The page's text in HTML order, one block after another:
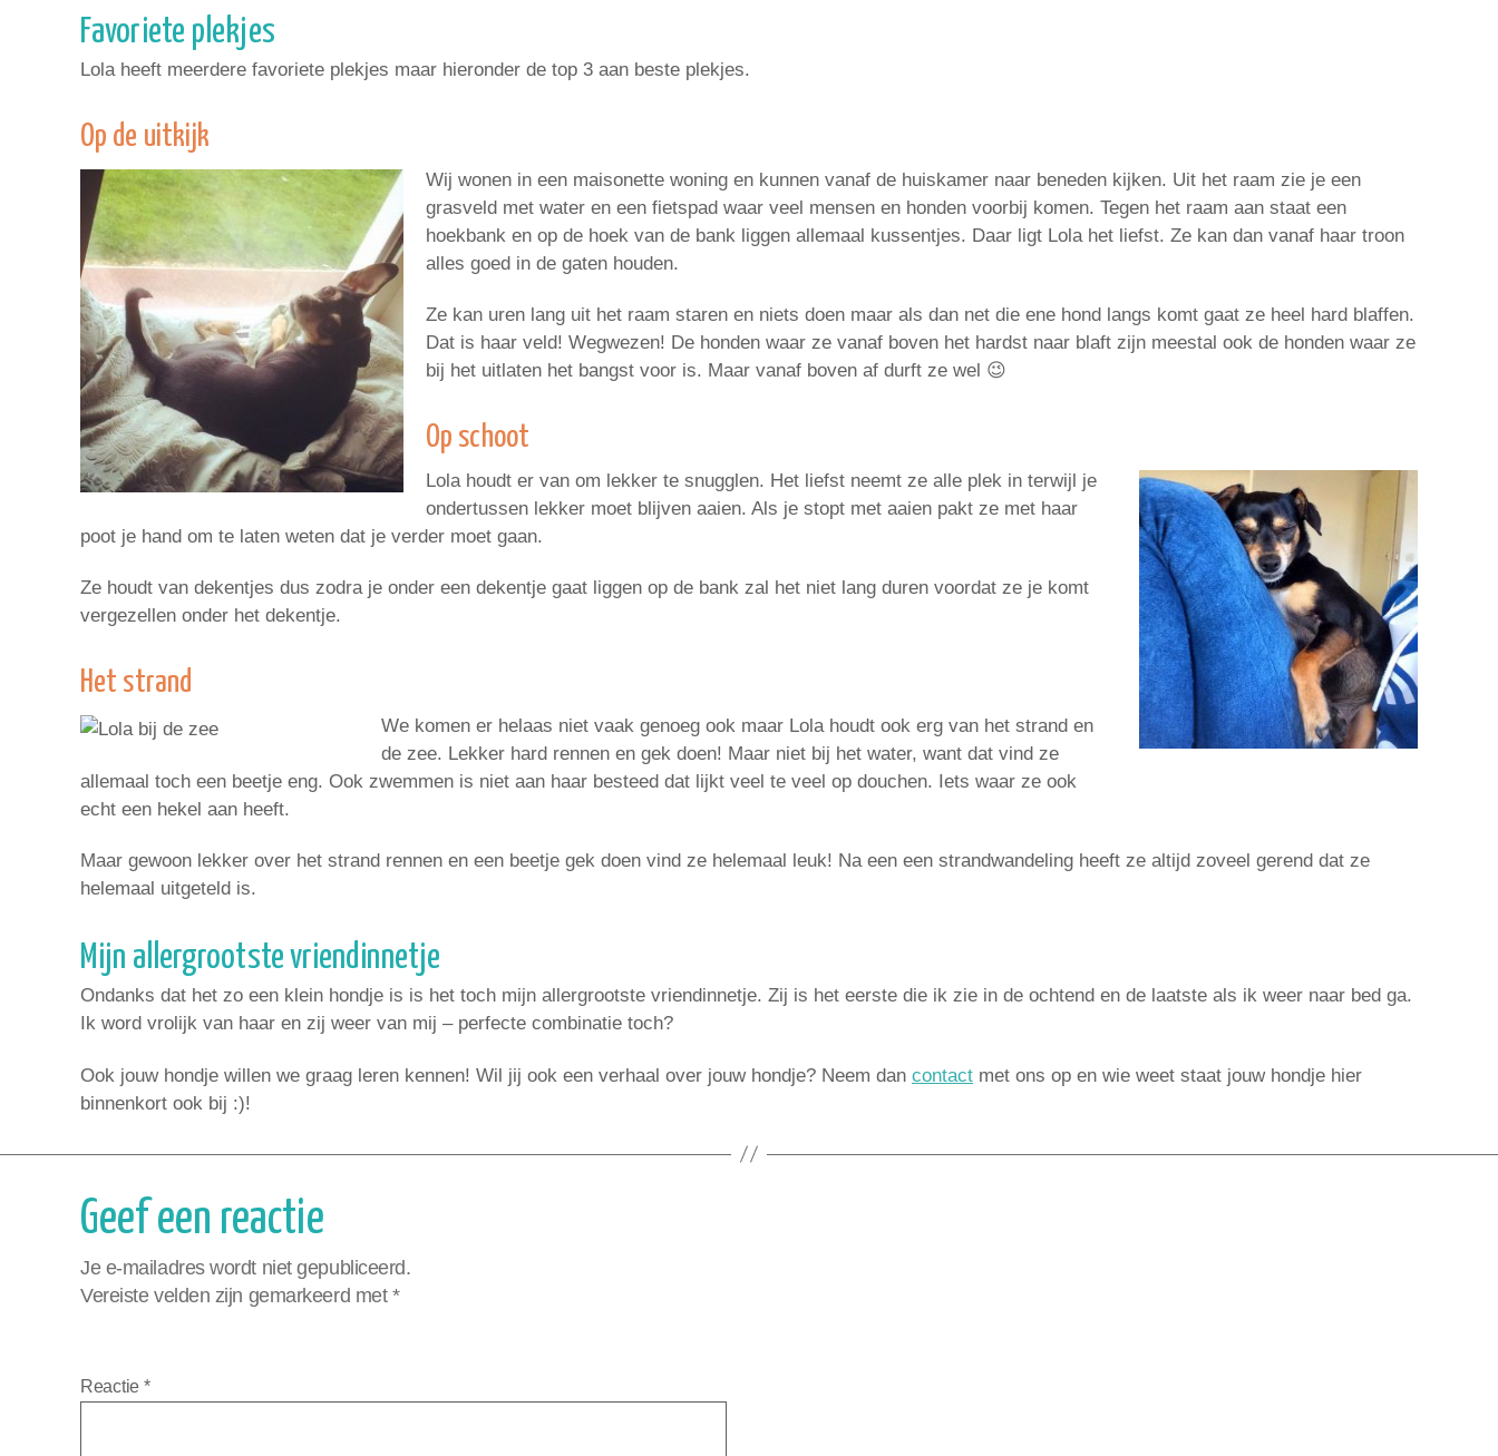
Favoriete plekjes
Lola heeft meerdere favoriete plekjes maar hieronder de top 3 aan beste plekjes.
Op de uitkijk
Wij wonen in een maisonette woning en kunnen vanaf de huiskamer naar beneden kijken. Uit het raam zie je een
grasveld met water en een fietspad waar veel mensen en honden voorbij komen. Tegen het raam aan staat een
hoekbank en op de hoek van de bank liggen allemaal kussentjes. Daar ligt Lola het liefst. Ze kan dan vanaf haar troon
alles goed in de gaten houden.
Ze kan uren lang uit het raam staren en niets doen maar als dan net die ene hond langs komt gaat ze heel hard blaffen.
Dat is haar veld! Wegwezen! De honden waar ze vanaf boven het hardst naar blaft zijn meestal ook de honden waar ze
bij het uitlaten het bangst voor is. Maar vanaf boven af durft ze wel 😉
Op schoot
Lola houdt er van om lekker te snugglen. Het liefst neemt ze alle plek in terwijl je
ondertussen lekker moet blijven aaien. Als je stopt met aaien pakt ze met haar
poot je hand om te laten weten dat je verder moet gaan.
Ze houdt van dekentjes dus zodra je onder een dekentje gaat liggen op de bank zal het niet lang duren voordat ze je komt
vergezellen onder het dekentje.
Het strand
We komen er helaas niet vaak genoeg ook maar Lola houdt ook erg van het strand en
de zee. Lekker hard rennen en gek doen! Maar niet bij het water, want dat vind ze
allemaal toch een beetje eng. Ook zwemmen is niet aan haar besteed dat lijkt veel te veel op douchen. Iets waar ze ook
echt een hekel aan heeft.
Maar gewoon lekker over het strand rennen en een beetje gek doen vind ze helemaal leuk! Na een een strandwandeling heeft ze altijd zoveel gerend dat ze
helemaal uitgeteld is.
Mijn allergrootste vriendinnetje
Ondanks dat het zo een klein hondje is is het toch mijn allergrootste vriendinnetje. Zij is het eerste die ik zie in de ochtend en de laatste als ik weer naar bed ga.
Ik word vrolijk van haar en zij weer van mij – perfecte combinatie toch?
Ook jouw hondje willen we graag leren kennen! Wil jij ook een verhaal over jouw hondje? Neem dan contact met ons op en wie weet staat jouw hondje hier
binnenkort ook bij :)!
Geef een reactie
Je e-mailadres wordt niet gepubliceerd.
Vereiste velden zijn gemarkeerd met *
Reactie *